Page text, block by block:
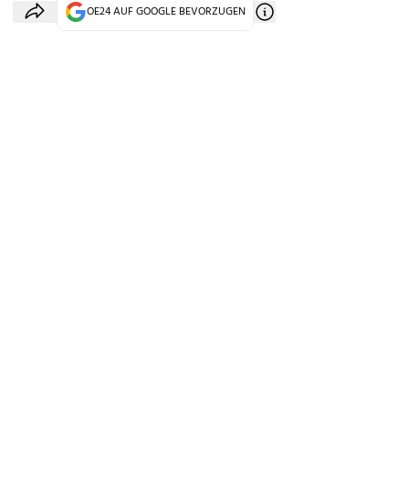
OE24 AUF GOOGLE BEVORZUGEN